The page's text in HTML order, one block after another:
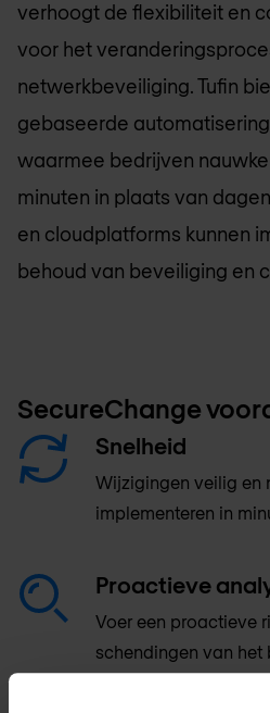
verhoogt de flexibiliteit en
voor het
netwerkbeveiliging. Tufin
gebaseerde
waarmee bedrijven
minuten in plaats van
en cloudplatforms kunnen
behoud van beveiliging en
SecureChange
Snelheid
Wijzigingen veilig en
implementeren in
Proactieve
Voer een proactieve
schendingen van